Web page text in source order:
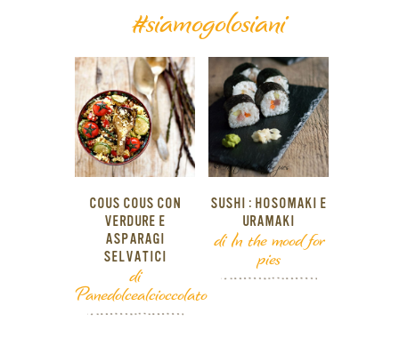
#siamogolosiani
COUS COUS CON
VERDURE E
ASPARAGI
SELVATICI
di
Panedolcealcioccolato
SUSHI : HOSOMAKI E
URAMAKI
di In the mood for
pies